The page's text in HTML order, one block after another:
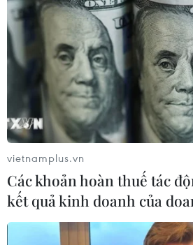
Sa (phường Sơn Trà).
vietnamplus.vn
Các khoản hoàn thuế tác
kết quả kinh doanh của